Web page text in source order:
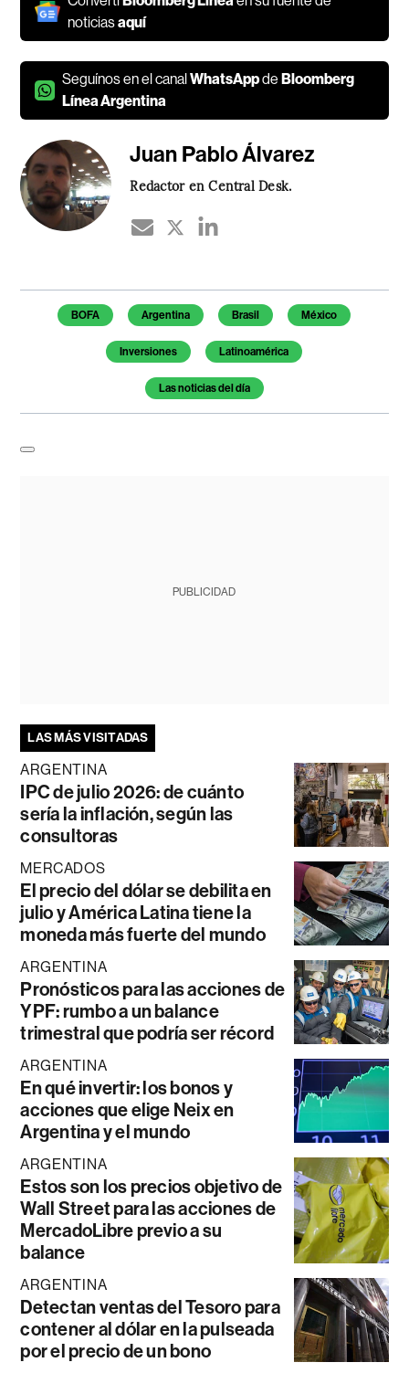
noticiasaquí
Seguínos en el canalWhatsAppdeBloomberg
Línea Argentina
Juan Pablo Álvarez
Redactor en Central Desk.
Temas de este artículo
BOFA Argentina Brasil México
Inversiones Latinoamérica
Las noticias del día
PUBLICIDAD
LAS MÁS VISITADAS
ARGENTINA
IPC de julio 2026: de cuánto
sería la inflación, según las
consultoras
MERCADOS
El precio del dólar se debilita en
julio y América Latina tiene la
moneda más fuerte del mundo
ARGENTINA
Pronósticos para las acciones de
YPF: rumbo a un balance
trimestral que podría ser récord
ARGENTINA
En qué invertir: los bonos y
acciones que elige Neix en
Argentina y el mundo
ARGENTINA
Estos son los precios objetivo de
Wall Street para las acciones de
MercadoLibre previo a su
balance
ARGENTINA
Detectan ventas del Tesoro para
contener al dólar en la pulseada
por el precio de un bono